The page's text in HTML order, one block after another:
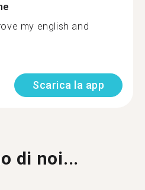
my english and
Scarica la app
di noi...